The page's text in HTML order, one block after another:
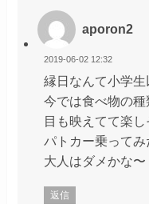
aporon2
2019-06-02 12:32
縁日なんて小学
今では食べ物の
目も映えてて楽
パトカー乗って
大人はダメかな〜
返信